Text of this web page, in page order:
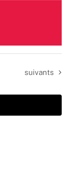
Évènements
suivants